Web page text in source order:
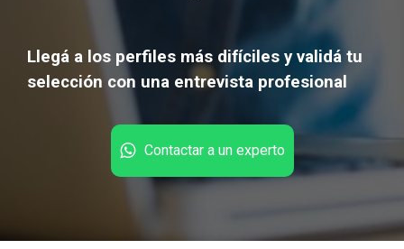
Llegá a los perfiles más difíciles y validá tu
selección con una entrevista profesional
Contactar a un experto